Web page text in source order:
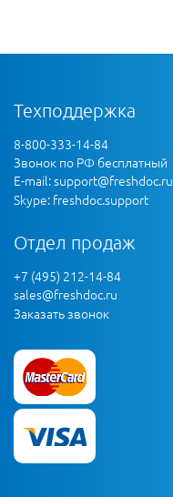
Техподдержка
8-800-333-14-84
Звонок по РФ бесплатный
E-mail:support@freshdoc.ru
Skype: freshdoc.support
Отдел продаж
+7 (495) 212-14-84
sales@freshdoc.ru
Заказать звонок